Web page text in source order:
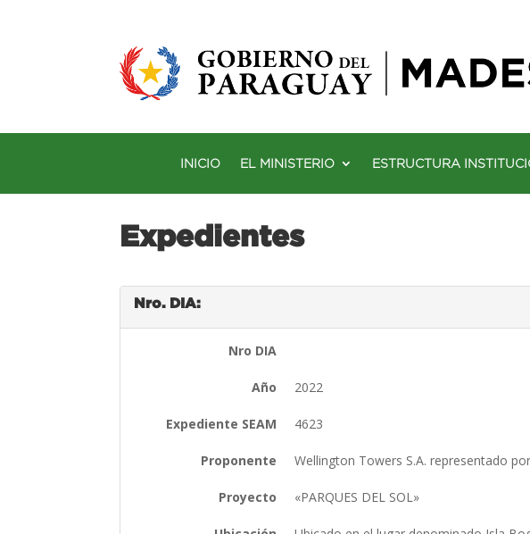
INICIO EL MINISTERIO ESTRUCTURA
Expedientes
Nro. DIA:
Nro DIA
Año 2022
Expediente SEAM 4623
Proponente Wellington Towers S.A. representado
Proyecto «PARQUES DEL SOL»